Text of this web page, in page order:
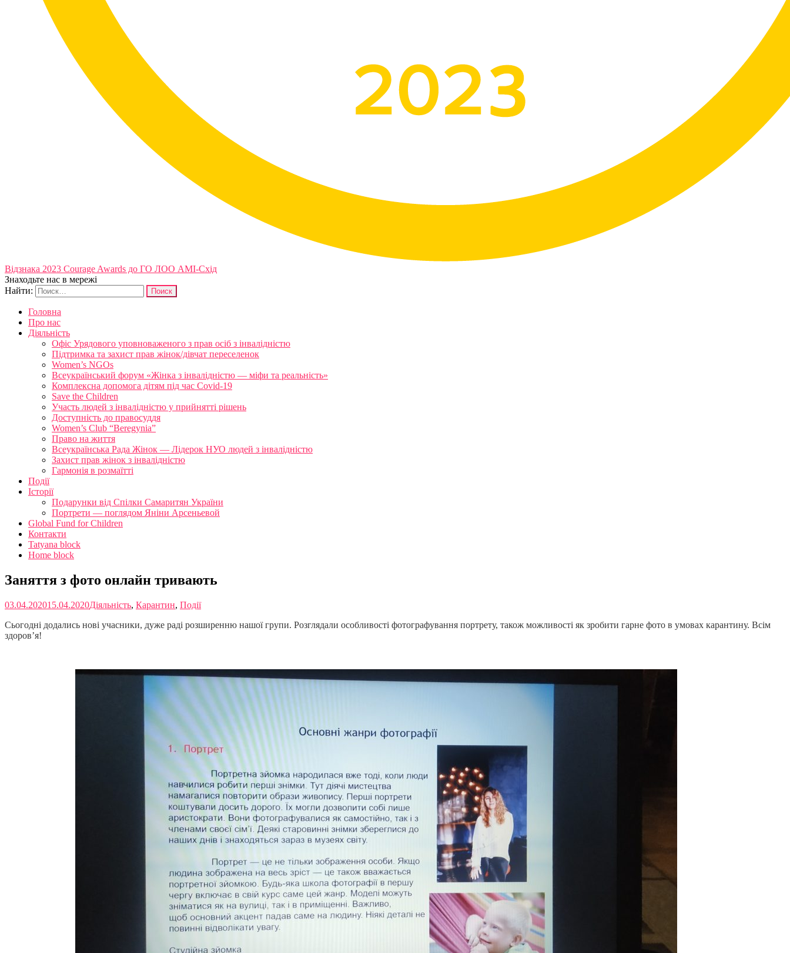
Відзнака 2023 Courage Awards до ГО ЛОО АМІ-Схід
Знаходьте нас в мережі
Найти:
Головна
Про нас
Діяльність
Офіс Урядового уповноваженого з прав осіб з інвалідністю
Підтримка та захист прав жінок/дівчат переселенок
Women’s NGOs
Всеукраїнський форум «Жінка з інвалідністю — міфи та реальність»
Комплексна допомога дітям під час Covid-19
Save the Children
Участь людей з інвалідністю у прийнятті рішень
Доступність до правосуддя
Women’s Club “Beregynia”
Право на життя
Всеукраїнська Рада Жінок — Лідерок НУО людей з інвалідністю
Захист прав жінок з інвалідністю
Гармонія в розмаїтті
Події
Історії
Подарунки від Спілки Самаритян України
Портрети — поглядом Яніни Арсеньевой
Global Fund for Children
Контакти
Tatyana block
Home block
Заняття з фото онлайн тривають
03.04.202015.04.2020Діяльність, Карантин, Події
Сьогодні додались нові учасники, дуже раді розширенню нашої групи. Розглядали особливості фотографування портрету, також можливості як зробити гарне фото в умовах карантину. Всім
здоров’я!